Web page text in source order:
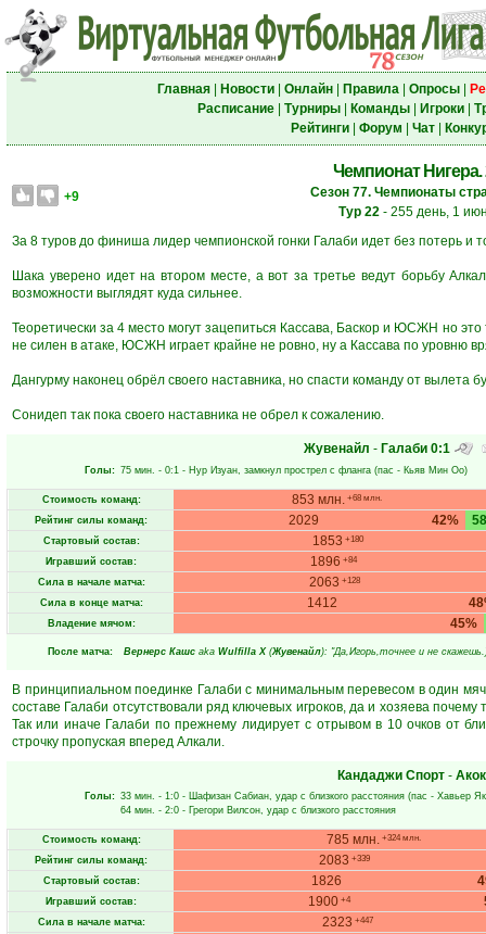
Главная| Новости| Онлайн| Правила| Опросы|
Расписание| Турниры| Команды| Игроки|
Рейтинги| Форум Чат|
Чемпионат Нигера.
+9
Сезон 77. Чемпионаты
Тур 22 - 255 день, 1
За 8 туров до финиша лидер чемпионской гонки Галаби идет без потерь и
Шака уверено идет на втором месте, а вот за третье ведут борьбу
возможности выглядят куда сильнее.
Теоретически за 4 место могут зацепиться Кассава, Баскор и ЮСЖН но это
не силен в атаке, ЮСЖН играет крайне не ровно, ну а Кассава по уровню
Дангурму наконец обрёл своего наставника, но спасти команду от вылета
Сонидеп так пока своего наставника не обрел к сожалению.
Жувенайл - Галаби 0:1
Голы: 75 мин. - 0:1 - Нур Изуан, замкнул прострел с фланга (пас - Кьяв Мин Оо)
Стоимость команд: 853 млн. +68 млн.
Рейтинг силы команд: 42%
2029
Стартовый состав: 1853 +180
Игравший состав: 1896 +84
Сила в начале матча: 2063 +128
Сила в конце матча: 1412
Владение мячом: 45%
После матча: Вернерс Кашс aka Wulfilla X (Жувенайл): "Да,Игорь,точнее и не
В принципиальном поединке Галаби с минимальным перевесом в один
составе Галаби отсутствовали ряд ключевых игроков, да и хозяева
Так или иначе Галаби по прежнему лидирует с отрывом в 10 очков от
строчку пропуская вперед Алкали.
Кандаджи Спорт-
Голы: 33 мин. - 1:0 - Шафизан Сабиан, удар с близкого расстояния (пас - Хавьер
64 мин. - 2:0 - Грегори Вилсон, удар с близкого расстояния
Стоимость команд: 785 млн. +324 млн.
Рейтинг силы команд: 2083 +339
Стартовый состав: 1826
Игравший состав: 1900 +4
Сила в начале матча: 2323 +447